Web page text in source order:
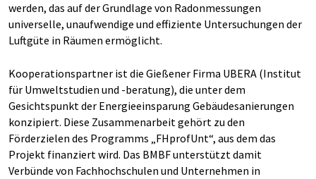
werden, das auf der Grundlage von Radonmessungen
universelle, unaufwendige und effiziente Untersuchungen der
Luftgüte in Räumen ermöglicht.
Kooperationspartner ist die Gießener Firma UBERA (Institut
für Umweltstudien und -beratung), die unter dem
Gesichtspunkt der Energieeinsparung Gebäudesanierungen
konzipiert. Diese Zusammenarbeit gehört zu den
Förderzielen des Programms „FHprofUnt“, aus dem das
Projekt finanziert wird. Das BMBF unterstützt damit
Verbünde von Fachhochschulen und Unternehmen in